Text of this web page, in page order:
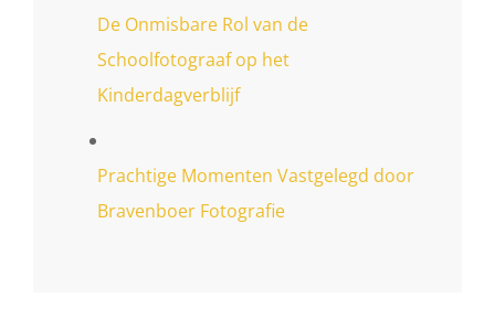
De Onmisbare Rol van de
Schoolfotograaf op het
Kinderdagverblijf
Prachtige Momenten Vastgelegd door
Bravenboer Fotografie